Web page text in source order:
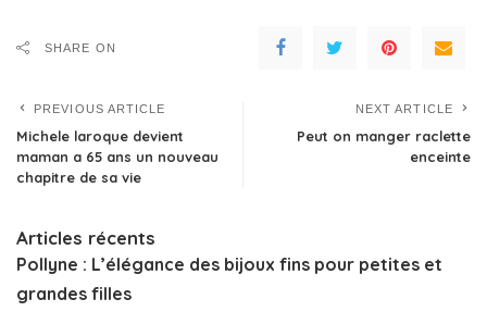
SHARE ON
PREVIOUS ARTICLE
Michele laroque devient
maman a 65 ans un nouveau
chapitre de sa vie
NEXT ARTICLE
Peut on manger raclette
enceinte
Articles récents
Pollyne : L’élégance des bijoux fins pour petites et
grandes filles